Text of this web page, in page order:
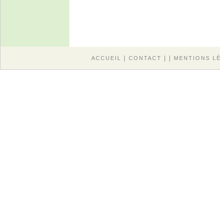
ACCUEIL | CONTACT | | MENTIONS